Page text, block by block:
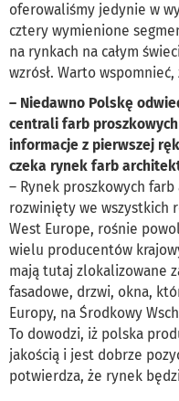
oferowaliśmy jedynie w
cztery wymienione
na rynkach na całym
wzrósł. Warto
– Niedawno Polskę
centrali farb
informacje z pierwszej
czeka rynek farb
– Rynek proszkowych
rozwinięty we wszystkich
West Europe, rośnie
wielu producentów
mają tutaj zlokalizowane
fasadowe, drzwi, okna,
Europy, na Środkowy
To dowodzi, iż polska
jakością i jest dobrze
potwierdza, że rynek